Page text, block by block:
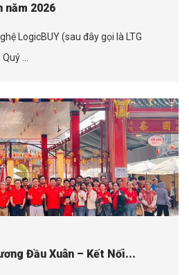
năm 2026
LogicBUY (sau đây gọi là LTG
...
Đầu Xuân – Kết Nối...